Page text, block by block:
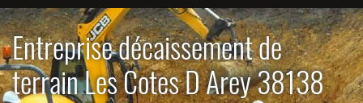
Entreprise décaissement de
terrain Les Cotes D Arey 38138